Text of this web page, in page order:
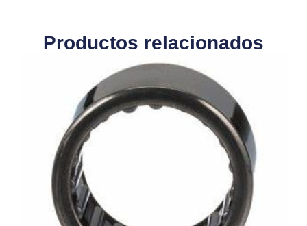
Productos relacionados